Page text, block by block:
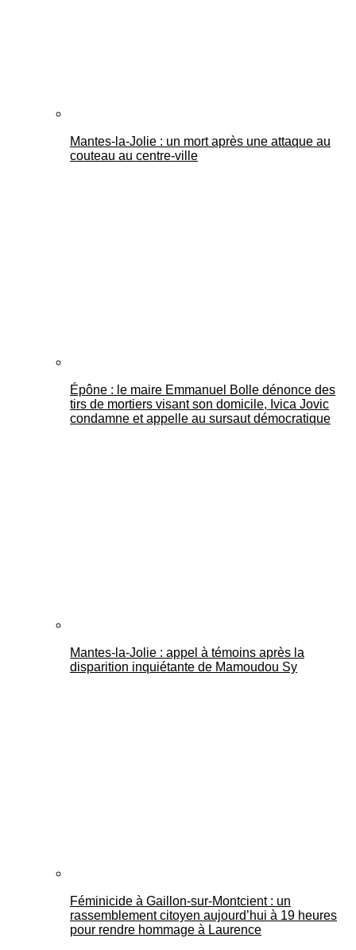
Mantes-la-Jolie : un mort après une attaque au
couteau au centre-ville
Épône : le maire Emmanuel Bolle dénonce des
tirs de mortiers visant son domicile, Ivica Jovic
condamne et appelle au sursaut démocratique
Mantes-la-Jolie : appel à témoins après la
disparition inquiétante de Mamoudou Sy
Féminicide à Gaillon‑sur‑Montcient : un
rassemblement citoyen aujourd’hui à 19 heures
pour rendre hommage à Laurence